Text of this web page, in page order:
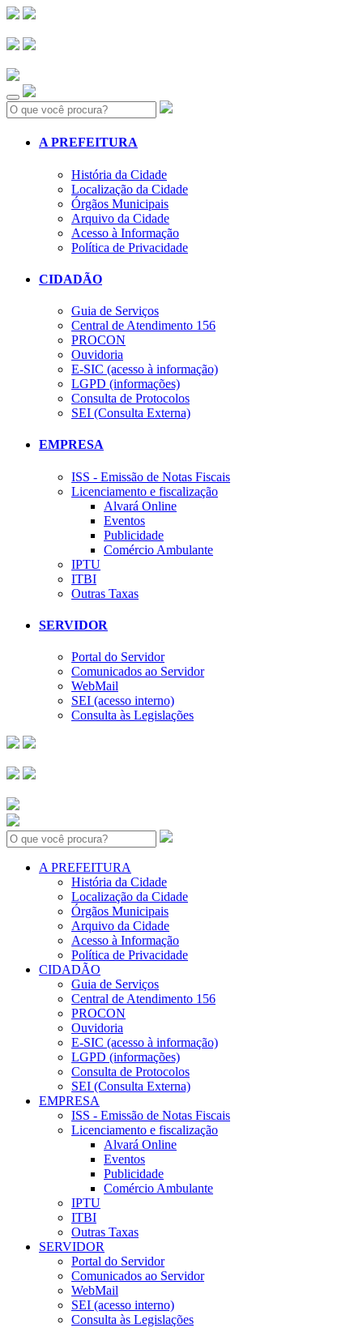
Search:
A PREFEITURA
História da Cidade
Localização da Cidade
Órgãos Municipais
Arquivo da Cidade
Acesso à Informação
Política de Privacidade
CIDADÃO
Guia de Serviços
Central de Atendimento 156
PROCON
Ouvidoria
E-SIC (acesso à informação)
LGPD (informações)
Consulta de Protocolos
SEI (Consulta Externa)
EMPRESA
ISS - Emissão de Notas Fiscais
Licenciamento e fiscalização
Alvará Online
Eventos
Publicidade
Comércio Ambulante
IPTU
ITBI
Outras Taxas
SERVIDOR
Portal do Servidor
Comunicados ao Servidor
WebMail
SEI (acesso interno)
Consulta às Legislações
Search:
A PREFEITURA
História da Cidade
Localização da Cidade
Órgãos Municipais
Arquivo da Cidade
Acesso à Informação
Política de Privacidade
CIDADÃO
Guia de Serviços
Central de Atendimento 156
PROCON
Ouvidoria
E-SIC (acesso à informação)
LGPD (informações)
Consulta de Protocolos
SEI (Consulta Externa)
EMPRESA
ISS - Emissão de Notas Fiscais
Licenciamento e fiscalização
Alvará Online
Eventos
Publicidade
Comércio Ambulante
IPTU
ITBI
Outras Taxas
SERVIDOR
Portal do Servidor
Comunicados ao Servidor
WebMail
SEI (acesso interno)
Consulta às Legislações